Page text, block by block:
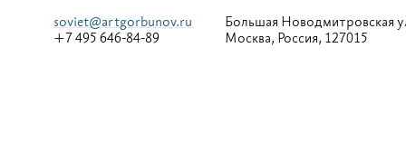
soviet@artgorbunov.ru
+7 495 646-84-89
Большая Новодмитровская
Москва, Россия, 127015